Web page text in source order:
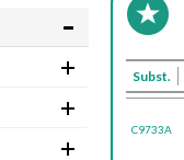
Subst.
C9733A